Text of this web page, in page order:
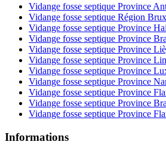
Vidange fosse septique Province
Vidange fosse septique Région
Vidange fosse septique Province
Vidange fosse septique Province
Vidange fosse septique Province
Vidange fosse septique Province
Vidange fosse septique Province
Vidange fosse septique Province
Vidange fosse septique Province
Vidange fosse septique Province
Vidange fosse septique Province
Informations